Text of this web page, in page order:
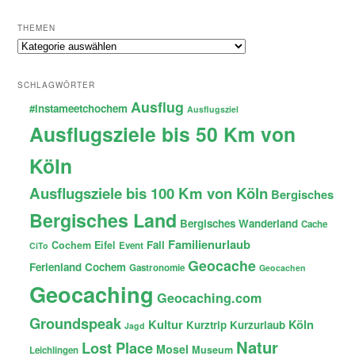
THEMEN
Themen
SCHLAGWÖRTER
#instameetchochem Ausflug Ausflugsziel
Ausflugsziele bis 50 Km von
Köln
Ausflugsziele bis 100 Km von Köln Bergisches
Bergisches Land Bergisches Wanderland Cache
CiTo Cochem Eifel Event Fail Familienurlaub
Ferienland Cochem Gastronomie Geocache Geocachen
Geocaching Geocaching.com
Groundspeak Jagd Kultur Kurztrip Kurzurlaub Köln
Leichlingen Lost Place Mosel Museum Natur